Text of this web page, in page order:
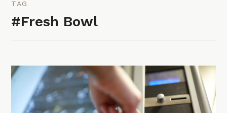
TAG
#Fresh Bowl